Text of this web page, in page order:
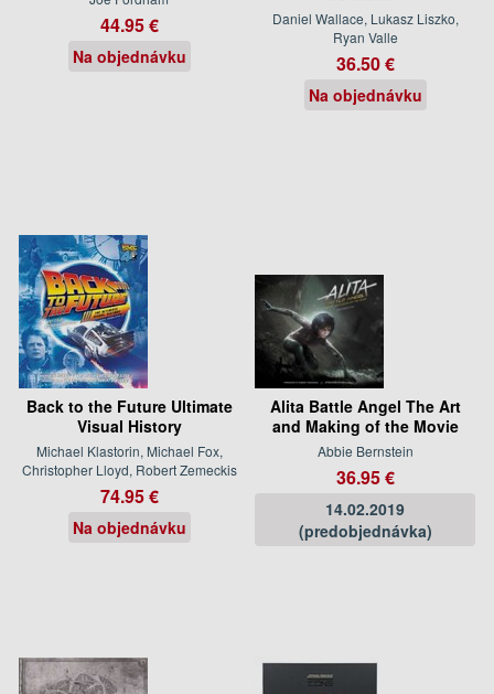
44.95 €
Na objednávku
Daniel Wallace, Lukasz Liszko,
Ryan Valle
36.50 €
Na objednávku
Back to the Future Ultimate
Visual History
Michael Klastorin, Michael Fox,
Christopher Lloyd, Robert Zemeckis
74.95 €
Na objednávku
Alita Battle Angel The Art
and Making of the Movie
Abbie Bernstein
36.95 €
14.02.2019
(predobjednávka)